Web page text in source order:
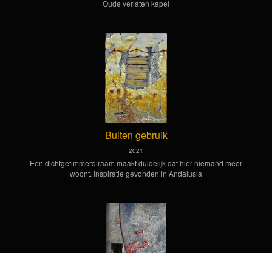
Oude verlaten kapel
Buiten gebruik
2021
Een dichtgetimmerd raam maakt duidelijk dat hier niemand meer
woont. Inspiratie gevonden in Andalusia